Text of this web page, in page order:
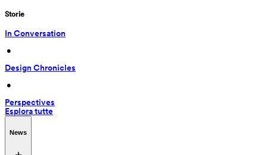
Storie
In Conversation
•
Design Chronicles
•
Perspectives
Esplora tutte
News